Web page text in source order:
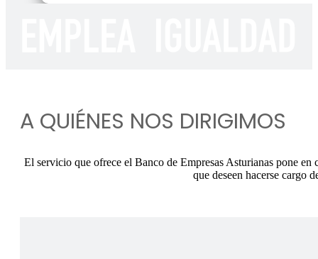
A QUIÉNES NOS DIRIGIMOS
El servicio que ofrece el Banco de Empresas Asturianas pone en
que deseen hacerse cargo